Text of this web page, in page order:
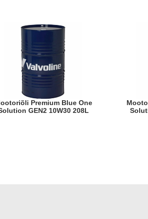
GEN2 10W30 208L
Mootoriõli Premium Blue One